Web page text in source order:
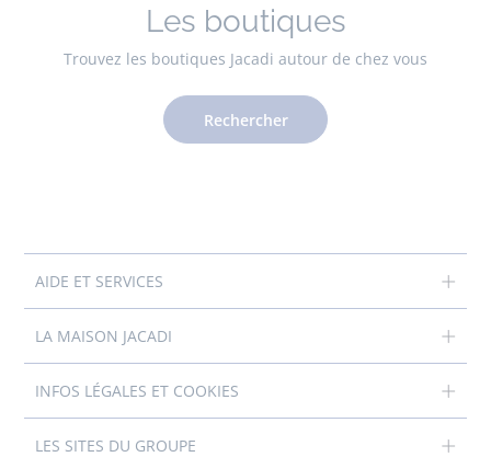
Les boutiques
Trouvez les boutiques Jacadi autour de chez vous
Rechercher
AIDE ET SERVICES
LA MAISON JACADI
INFOS LÉGALES ET COOKIES
LES SITES DU GROUPE